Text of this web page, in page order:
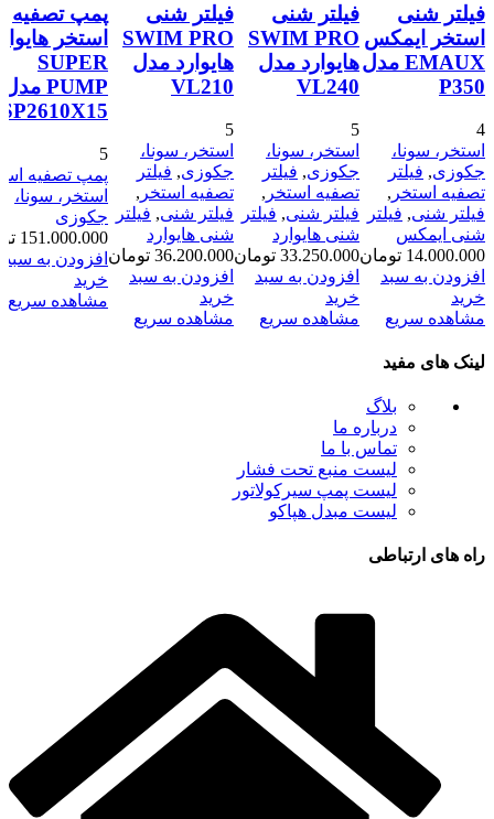
فیلتر شنی
استخر ایمکس
EMAUX مدل
P350
4
استخر، سونا،
جکوزی, فیلتر
تصفیه استخر ,
فیلتر شنی, فیلتر
شنی ایمکس
14.000.000 تومان
افزودن به سبد
خرید
مشاهده سریع
فیلتر شنی
SWIM PRO
هایوارد مدل
VL240
5
استخر، سونا،
جکوزی, فیلتر
تصفیه استخر ,
فیلتر شنی, فیلتر
شنی هایوارد
33.250.000 تومان
افزودن به سبد
خرید
مشاهده سریع
فیلتر شنی
SWIM PRO
هایوارد مدل
VL210
5
استخر، سونا،
جکوزی, فیلتر
تصفیه استخر ,
فیلتر شنی, فیلتر
شنی هایوارد
36.200.000 تومان
افزودن به سبد
خرید
مشاهده سریع
پمپ تصفیه
استخر
SUPER
PUMP مدل
SP2610X15
5
پمپ تصفیه
استخر، سونا،
جکوزی
151.000.000
افزودن به سبد
خرید
مشاهده سریع
لینک های مفید
بلاگ
درباره ما
تماس با ما
لیست منبع تحت فشار
لیست پمپ سیرکولاتور
لیست مبدل هپاکو
راه های ارتباطی